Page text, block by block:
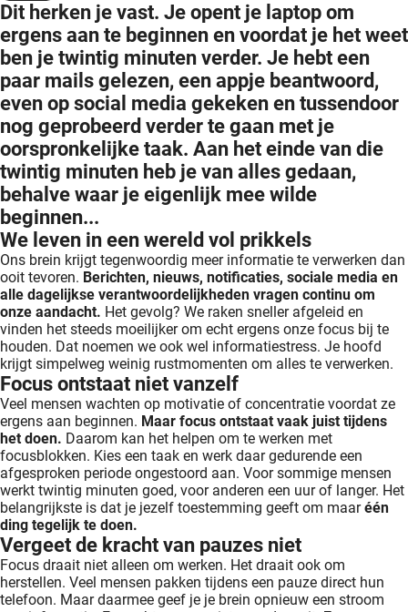
Dit herken je vast. Je opent je laptop om
ergens aan te beginnen en voordat je het weet
ben je twintig minuten verder. Je hebt een
paar mails gelezen, een appje beantwoord,
even op social media gekeken en tussendoor
nog geprobeerd verder te gaan met je
oorspronkelijke taak. Aan het einde van die
twintig minuten heb je van alles gedaan,
behalve waar je eigenlijk mee wilde
beginnen...
We leven in een wereld vol prikkels
Ons brein krijgt tegenwoordig meer informatie te verwerken dan
ooit tevoren. Berichten, nieuws, notificaties, sociale media en
alle dagelijkse verantwoordelijkheden vragen continu om
onze aandacht. Het gevolg? We raken sneller afgeleid en
vinden het steeds moeilijker om echt ergens onze focus bij te
houden. Dat noemen we ook wel informatiestress. Je hoofd
krijgt simpelweg weinig rustmomenten om alles te verwerken.
Focus ontstaat niet vanzelf
Veel mensen wachten op motivatie of concentratie voordat ze
ergens aan beginnen. Maar focus ontstaat vaak juist tijdens
het doen. Daarom kan het helpen om te werken met
focusblokken. Kies een taak en werk daar gedurende een
afgesproken periode ongestoord aan. Voor sommige mensen
werkt twintig minuten goed, voor anderen een uur of langer. Het
belangrijkste is dat je jezelf toestemming geeft om maaréén
ding tegelijk te doen.
Vergeet de kracht van pauzes niet
Focus draait niet alleen om werken. Het draait ook om
herstellen. Veel mensen pakken tijdens een pauze direct hun
telefoon. Maar daarmee geef je je brein opnieuw een stroom